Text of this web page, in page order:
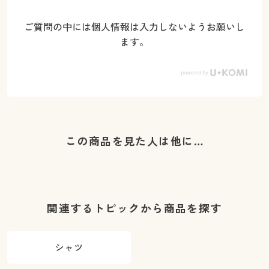
ご質問の中には個人情報は入力しないようお願いし
ます。
この商品を見た人は他に…
関連するトピックから商品を探す
シャツ